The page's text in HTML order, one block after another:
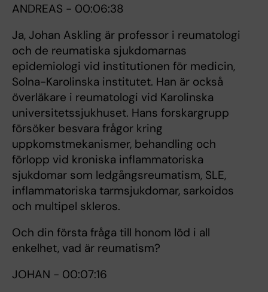
ANDREAS - 00:06:38
Ja, Johan Askling är professor i reumatologi
och de reumatiska sjukdomarnas
epidemiologi vid institutionen för medicin,
Solna-Karolinska institutet. Han är också
överläkare i reumatologi vid Karolinska
universitetssjukhuset. Hans forskargrupp
försöker besvara frågor kring
uppkomstmekanismer, behandling och
förlopp vid kroniska inflammatoriska
sjukdomar som ledgångsreumatism, SLE,
inflammatoriska tarmsjukdomar, sarkoidos
och multipel skleros.
Och din första fråga till honom löd i all
enkelhet, vad är reumatism?
JOHAN - 00:07:16